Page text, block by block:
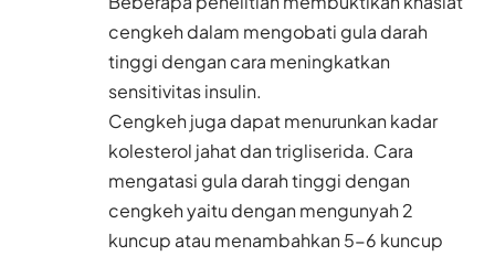
cengkeh dalam mengobati gula darah
tinggi dengan cara meningkatkan
sensitivitas insulin.
Cengkeh juga dapat menurunkan kadar
kolesterol jahat dan trigliserida. Cara
mengatasi gula darah tinggi dengan
cengkeh yaitu dengan mengunyah 2
kuncup atau menambahkan 5-6 kuncup